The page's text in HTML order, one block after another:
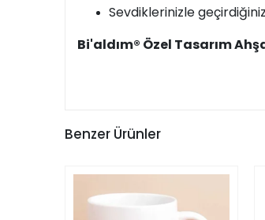
Sevdiklerinizle
Bi'aldım® Özel Tasarım
Benzer Ürünler